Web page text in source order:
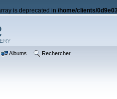
is deprecated in/home/clients/
Albums Rechercher